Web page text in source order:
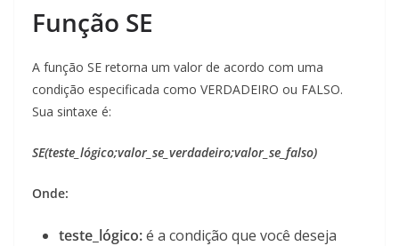
Função SE
A função SE retorna um valor de acordo com uma
condição especificada como VERDADEIRO ou FALSO.
Sua sintaxe é:
SE(teste_lógico;valor_se_verdadeiro;valor_se_falso)
Onde:
teste_lógico:é a condição que você deseja